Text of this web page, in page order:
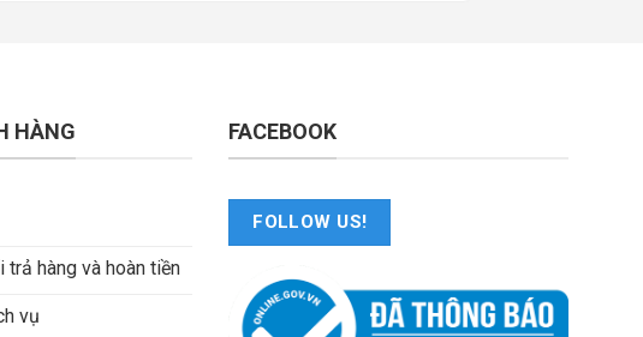
HÀNG
trả hàng và hoàn tiền
vụ
FACEBOOK
FOLLOW US!